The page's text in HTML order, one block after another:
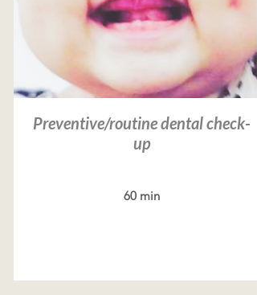
Preventive/routine dental check-
up
60 min